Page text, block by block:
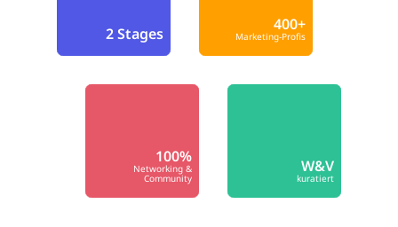
2 Stages 400+
Marketing-Profis
100%
Networking &
Community
W&V
kuratiert